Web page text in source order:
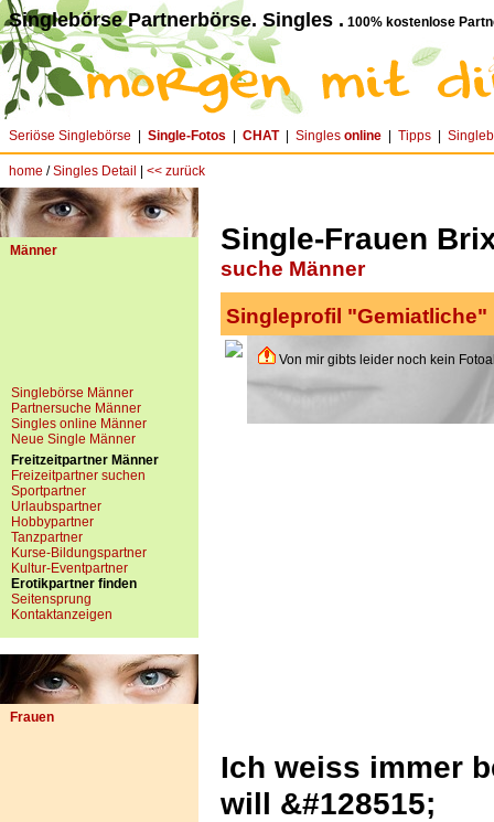
Singlebörse Partnerbörse. Singles . 100% kostenlose
Seriöse Singlebörse Single-Fotos CHAT| Singles online Tipps
home /Singles Detail << zurück
Männer
Singlebörse Männer
Partnersuche Männer
Singles online Männer
Neue Single Männer
Freitzeitpartner Männer
Freizeitpartner suchen
Sportpartner
Urlaubspartner
Hobbypartner
Tanzpartner
Kurse-Bildungspartner
Kultur-Eventpartner
Erotikpartner finden
Seitensprung
Kontaktanzeigen
Frauen
Single-Frauen
suche Männer
Singleprofil "Gemiatliche"
Von mir gibts leider noch kein
Ich weiss immer
will &#128515;